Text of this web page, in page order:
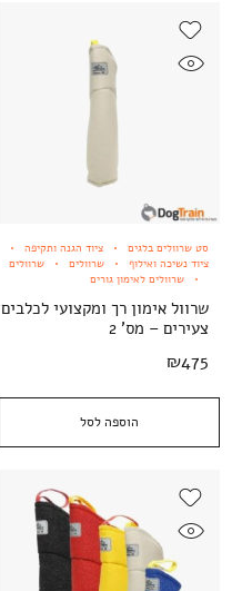
הוספה לסל
סט שרוולים בלגים
ציוד הגנה ותקיפה
ציוד נשיכה ואילוף
שרוולים
שרוולים
שרוולים לאימון גורים
שרוול אימון רך ומקצועי לכלבים
צעירים – מס' 2
₪475